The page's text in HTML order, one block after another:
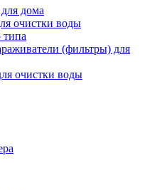
дома
очистки воды
типа
(фильтры) для
очистки воды